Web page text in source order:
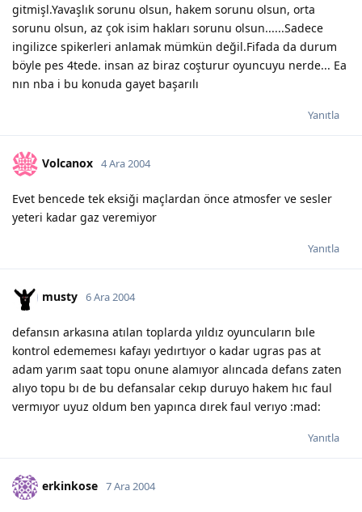
gitmişl.Yavaşlık sorunu olsun, hakem sorunu olsun, orta
sorunu olsun, az çok isim hakları sorunu olsun......Sadece
ingilizce spikerleri anlamak mümkün değil.Fifada da durum
böyle pes 4tede. insan az biraz coşturur oyuncuyu nerde... Ea
nın nba i bu konuda gayet başarılı
Yanıtla
Volcanox 4 Ara 2004
Evet bencede tek eksiği maçlardan önce atmosfer ve sesler
yeteri kadar gaz veremiyor
Yanıtla
musty 6 Ara 2004
defansın arkasına atılan toplarda yıldız oyuncuların bıle
kontrol edememesı kafayı yedırtıyor o kadar ugras pas at
adam yarım saat topu onune alamıyor alıncada defans zaten
alıyo topu bı de bu defansalar cekıp duruyo hakem hıc faul
vermıyor uyuz oldum ben yapınca dırek faul verıyo :mad:
Yanıtla
erkinkose 7 Ara 2004